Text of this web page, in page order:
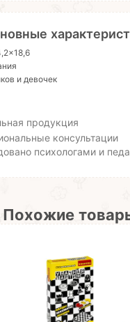
и девочек
продукция
консультации
психологами и
Похожие